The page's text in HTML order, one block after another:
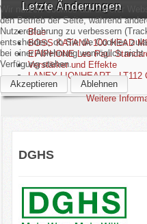
Datenschutzerklärung
Links
Gästebuch
Letzte Änderungen
Blue
BOSS KATANA 100 HEAD
EPIPHONE Les Paul
Verstärker und Effekte
LANEY LIONHEART - LT112
DGHS
Wir nutzen Cookies auf unserer
den Betrieb der Seite, während
Nutzererfahrung zu verbessern
entscheiden, ob Sie die Cookies
bei einer Ablehnung womöglich
Verfügung stehen.
Akzeptieren
Ablehnen
Weitere